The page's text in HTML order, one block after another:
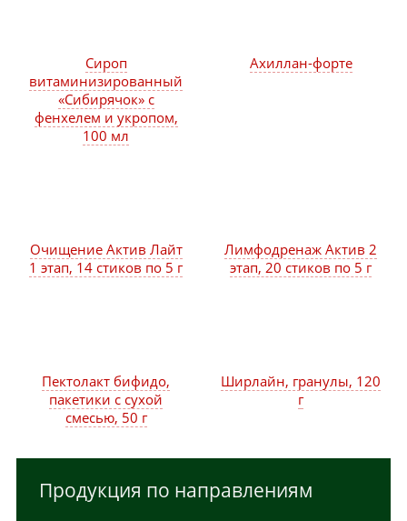
Ахиллан-форте
Сироп
витаминизированный
«Сибирячок» с
фенхелем и укропом,
100 мл
Лимфодренаж Актив 2
этап, 20 стиков по 5 г
Очищение Актив Лайт
1 этап, 14 стиков по 5 г
Пектолакт бифидо,
пакетики с сухой
смесью, 50 г
Ширлайн, гранулы, 120
г
Продукция по направлениям